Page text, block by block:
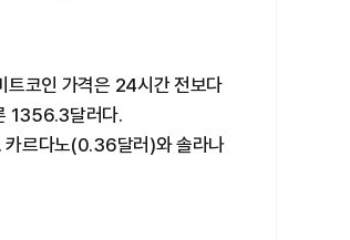
트코인 가격은 24시간 전보다
1356.3달러다.
르다노(0.36달러)와 솔라나